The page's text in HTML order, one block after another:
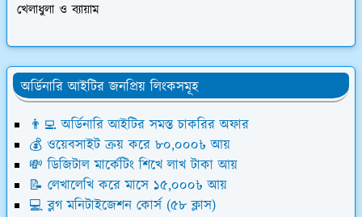
খেলাধুলা ও ব্যায়াম
অর্ডিনারি আইটির জনপ্রিয় লিংকসমূহ
👨‍💻 অর্ডিনারি আইটির সমস্ত চাকরির অফার
💰 ওয়েবসাইট ক্রয় করে ৮০,০০০৳ আয়
💸 ডিজিটাল মার্কেটিং শিখে লাখ টাকা আয়
📝 লেখালেখি করে মাসে ১৫,০০০৳ আয়
💻 ব্লগ মনিটাইজেশন কোর্স (৫৮ ক্লাস)